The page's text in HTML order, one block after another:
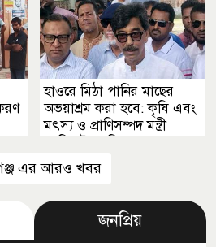
হাওরে মিঠা পানির মাছের
অভয়াশ্রম করা হবে: কৃষি এবং
মৎস্য ও প্রাণিসম্পদ মন্ত্রী
এর আরও খবর
জনপ্রিয়